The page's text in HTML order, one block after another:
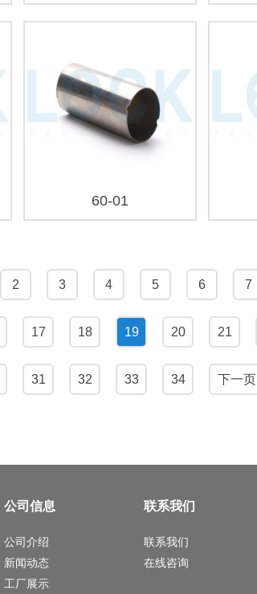
60-01
2 3 4 5 6 7
17 18 19 20 21
31 32 33 34 下一页
公司信息
公司介绍
新闻动态
工厂展示
联系我们
联系我们
在线咨询